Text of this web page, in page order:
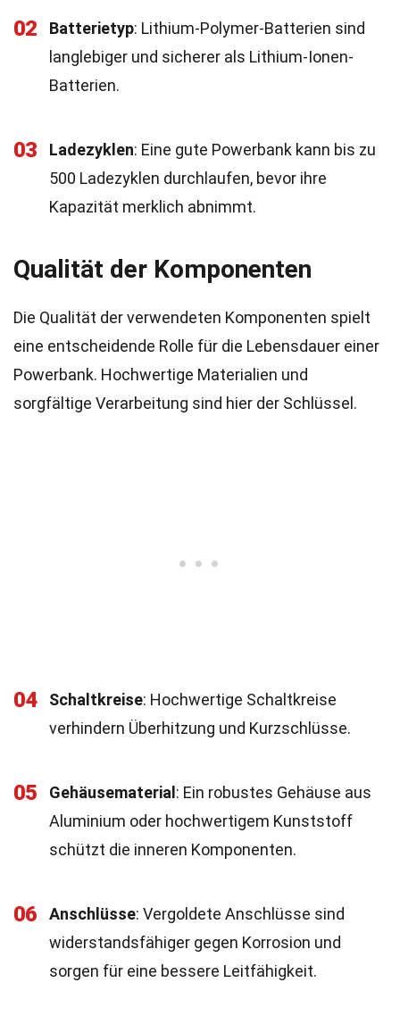
02 Batterietyp: Lithium-Polymer-Batterien sind
langlebiger und sicherer als Lithium-Ionen-
Batterien.
03 Ladezyklen: Eine gute Powerbank kann bis zu
500 Ladezyklen durchlaufen, bevor ihre
Kapazität merklich abnimmt.
Qualität der Komponenten
Die Qualität der verwendeten Komponenten spielt
eine entscheidende Rolle für die Lebensdauer einer
Powerbank. Hochwertige Materialien und
sorgfältige Verarbeitung sind hier der Schlüssel.
04 Schaltkreise: Hochwertige Schaltkreise
verhindern Überhitzung und Kurzschlüsse.
05 Gehäusematerial : Ein robustes Gehäuse aus
Aluminium oder hochwertigem Kunststoff
schützt die inneren Komponenten.
06 Anschlüsse: Vergoldete Anschlüsse sind
widerstandsfähiger gegen Korrosion und
sorgen für eine bessere Leitfähigkeit.